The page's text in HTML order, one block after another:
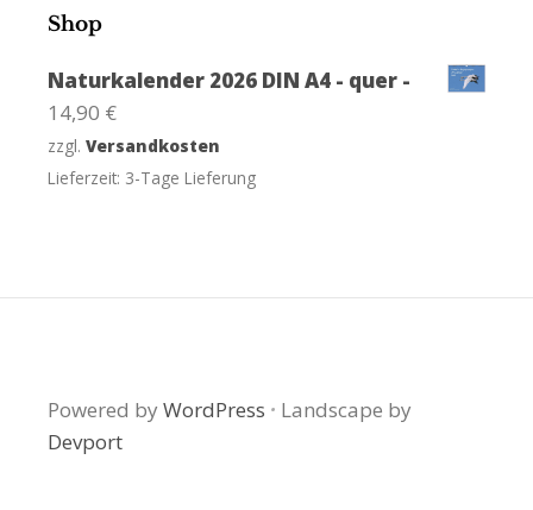
Shop
Naturkalender 2026 DIN A4 - quer -
14,90 €
zzgl. Versandkosten
Lieferzeit: 3-Tage Lieferung
Powered by WordPress · Landscape by
Devport